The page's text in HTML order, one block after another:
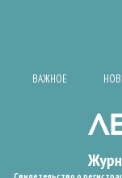
ВАЖНОЕ